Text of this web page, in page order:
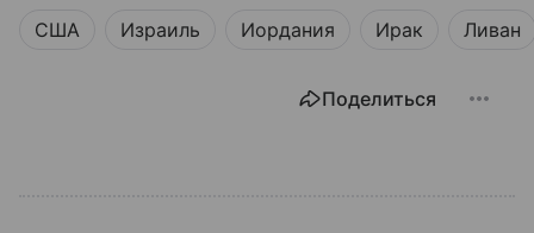
США Израиль Иордания Ирак Ливан
Поделиться